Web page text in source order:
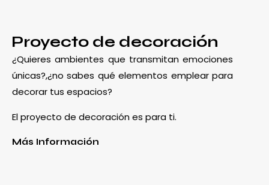
Proyecto de decoración
¿Quieres ambientes que transmitan emociones
únicas?,¿no sabes qué elementos emplear para
decorar tus espacios?
El proyecto de decoración es para ti.
Más Información